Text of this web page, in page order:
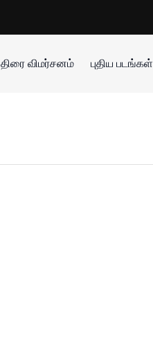
திரை விமர்சனம் புதிய படங்கள்